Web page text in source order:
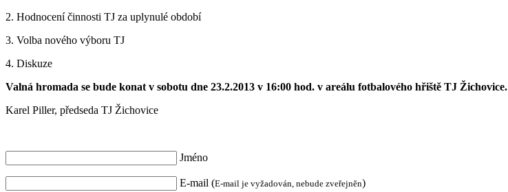
2. Hodnocení činnosti TJ za uplynulé období
3. Volba nového výboru TJ
4. Diskuze
Valná hromada se bude konat v sobotu dne 23.2.2013 v 16:00 hod. v areálu fotbalového hřiště TJ Žichovice.
Karel Piller, předseda TJ Žichovice
Jméno
E-mail (E-mail je vyžadován, nebude zveřejněn)